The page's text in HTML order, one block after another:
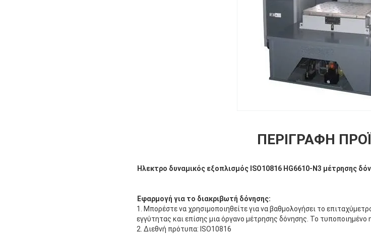
ΠΕΡΙΓΡΑΦΉ
Ηλεκτρο δυναμικός εξοπλισμός ISO10816 HG6610-N3 μέτρησης
Εφαρμογή για το διακριβωτή δόνησης:
1. Μπορέστε να χρησιμοποιηθείτε για να βαθμολογήσει το
εγγύτητας και επίσης μια όργανο μέτρησης δόνησης. Το
2. Διεθνή πρότυπα: ISO10816